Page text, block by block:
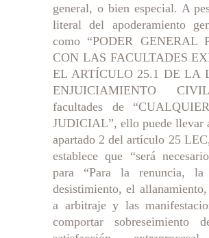
general, o bien especial. A
literal del apoderamiento
como “PODER GENERAL
CON LAS FACULTADES
EL ARTÍCULO 25.1 DE LA
ENJUICIAMIENTO
facultades de
JUDICIAL”, ello puede llevar
apartado 2 del artículo 25
establece que “será
para “Para la renuncia, la
desistimiento, el
a arbitraje y las
comportar sobreseimiento